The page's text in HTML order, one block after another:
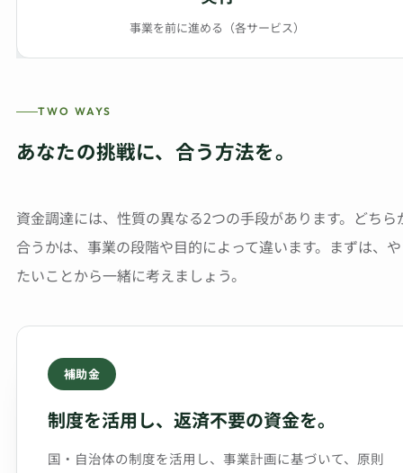
事業を前に進める（各サービス）
TWO WAYS
あなたの挑戦に、合う方法を。
資金調達には、性質の異なる2つの手段があります。どちら
合うかは、事業の段階や目的によって違います。まずは、
たいことから一緒に考えましょう。
補助金
制度を活用し、返済不要の資金を。
国・自治体の制度を活用し、事業計画に基づいて、原則